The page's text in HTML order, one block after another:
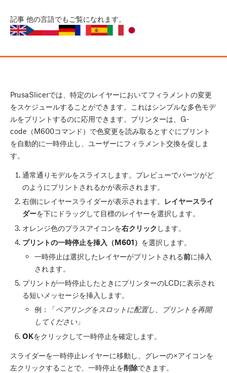
記事 他の言語でもご覧になれます。
PrusaSlicerでは、特定のレイヤーにおいてフィラメントの変更
をスケジュールすることができます。これはシンプルな多色モデ
ルをプリントするのに応用できます。プリンターは、G-
code（M600コマンド）で色変更を読み取るとすぐにプリント
を自動的に一時停止し、ユーザーにフィラメント交換を促しま
す。
通常通りモデルをスライスします。プレビューでパーツがど
のようにプリントされるかが表示されます。
右側にレイヤースライダーが表示されます。
レイヤースライ
ダーを下にドラッグして目標のレイヤーを選択します。
オレンジ色のプラスアイコンを右クリック します。
プリントの一時停止を挿入（M601） を選択します。
一時停止は選択したレイヤーがプリントされる前に挿入
されます。
プリントが一時停止したときにプリンターのLCDに表示され
る短いメッセージを挿入します。
例：「ベアリングをスロットに配置し、プリントを再開
してください」
OKをクリックして一時停止を確定します。
スライダーを一時停止レイヤーに移動し、グレーの×アイコンを
左クリックすることで、一時停止を削除できます。